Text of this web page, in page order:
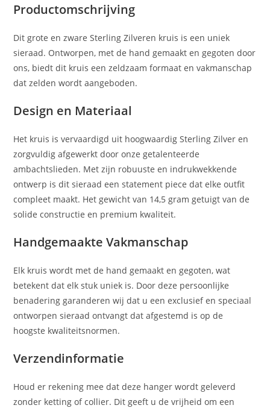
Productomschrijving
Dit grote en zware Sterling Zilveren kruis is een uniek
sieraad. Ontworpen, met de hand gemaakt en gegoten door
ons, biedt dit kruis een zeldzaam formaat en vakmanschap
dat zelden wordt aangeboden.
Design en Materiaal
Het kruis is vervaardigd uit hoogwaardig Sterling Zilver en
zorgvuldig afgewerkt door onze getalenteerde
ambachtslieden. Met zijn robuuste en indrukwekkende
ontwerp is dit sieraad een statement piece dat elke outfit
compleet maakt. Het gewicht van 14,5 gram getuigt van de
solide constructie en premium kwaliteit.
Handgemaakte Vakmanschap
Elk kruis wordt met de hand gemaakt en gegoten, wat
betekent dat elk stuk uniek is. Door deze persoonlijke
benadering garanderen wij dat u een exclusief en speciaal
ontworpen sieraad ontvangt dat afgestemd is op de
hoogste kwaliteitsnormen.
Verzendinformatie
Houd er rekening mee dat deze hanger wordt geleverd
zonder ketting of collier. Dit geeft u de vrijheid om een